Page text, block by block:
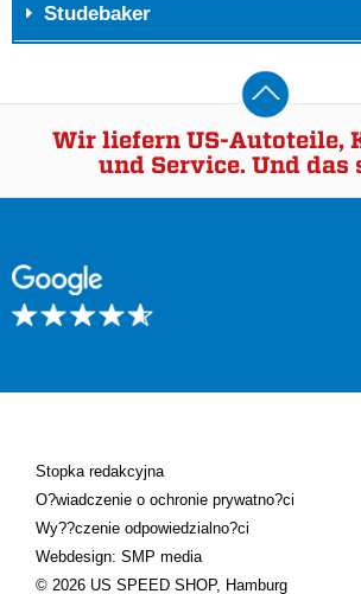
Studebaker
Wir liefern US-Autoteile,
und Service. Und das
Stopka redakcyjna
O?wiadczenie o ochronie prywatno?ci
Wy??czenie odpowiedzialno?ci
Webdesign: SMP media
© 2026 US SPEED SHOP, Hamburg